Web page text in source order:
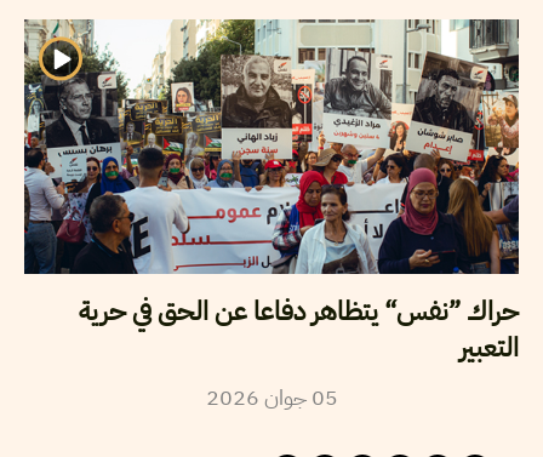
حراك ”نفس“ يتظاهر دفاعا عن الحق في حرية
التعبير
05 جوان2026